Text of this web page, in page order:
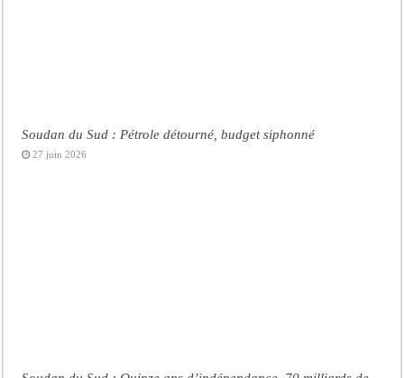
Soudan du Sud : Pétrole détourné, budget siphonné
27 juin 2026